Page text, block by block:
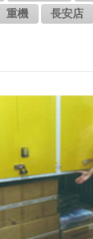
重機 長安店